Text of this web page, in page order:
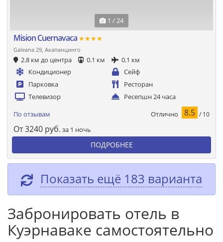
1 / 24
Mision Cuernavaca ★★★★
Galeana 29, Акапанцинго
2.8 км до центра 0.1 км
0.1 км
Кондиционер
Сейф
Парковка
Ресторан
Телевизор
Ресепшн 24 часа
По отзывам Отлично 8.5 / 10
От3240 руб. за 1 ночь
ПОДРОБНЕЕ
Показать ещё 183 варианта
Забронировать отель в
Куэрнаваке самостоятельно